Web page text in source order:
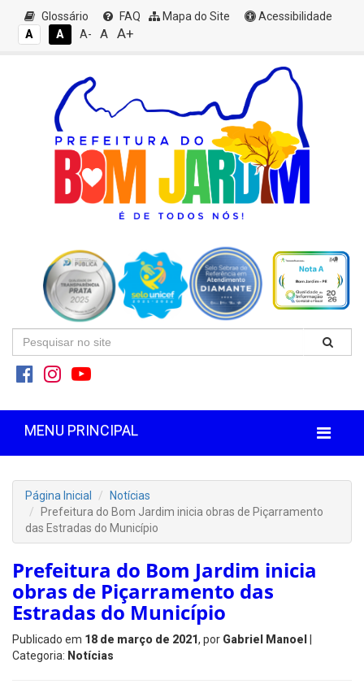
Glossário FAQ Mapa do Site
Acessibilidade
A
A A- A A+
MENU PRINCIPAL
Página Inicial
Notícias
Prefeitura do Bom Jardim inicia obras de Piçarramento
das Estradas do Município
Prefeitura do Bom Jardim inicia
obras de Piçarramento das
Estradas do Município
Publicado em 18 de março de 2021, por Gabriel Manoel
Categoria: Notícias